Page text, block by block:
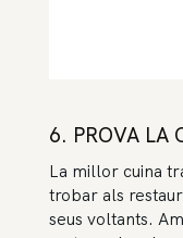
6. PROVA LA
La millor cuina
trobar als
seus voltants.